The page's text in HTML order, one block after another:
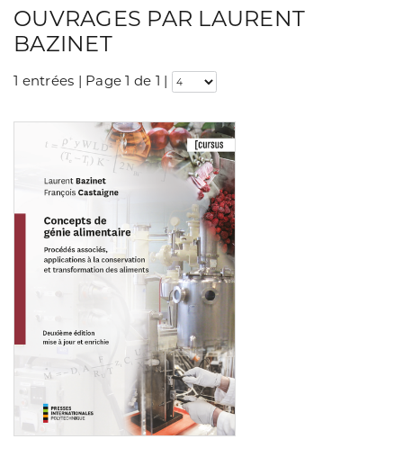
OUVRAGES PAR LAURENT
BAZINET
1 entrées | Page 1 de 1 |